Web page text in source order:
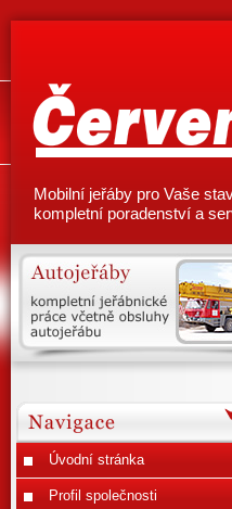
Mobilní jeřáby pro Vaše
kompletní poradenství a
Úvodní stránka
Profil společnosti